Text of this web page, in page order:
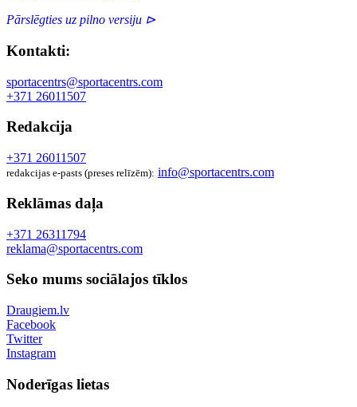
Pārslēgties uz pilno versiju ⊳
Kontakti:
sportacentrs@sportacentrs.com
+371 26011507
Redakcija
+371 26011507
redakcijas e-pasts (preses relīzēm): info@sportacentrs.com
Reklāmas daļa
+371 26311794
reklama@sportacentrs.com
Seko mums sociālajos tīklos
Draugiem.lv
Facebook
Twitter
Instagram
Noderīgas lietas